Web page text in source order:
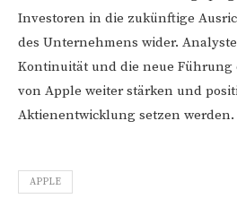
Investoren in die zukünftige
des Unternehmens wider.
Kontinuität und die neue
von Apple weiter stärken und
Aktienentwicklung setzen werden.
APPLE